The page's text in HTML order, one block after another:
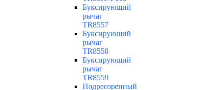
Буксирующий
рычаг
TR8557
Буксирующий
рычаг
TR8558
Буксирующий
рычаг
TR8559
Подресоренный